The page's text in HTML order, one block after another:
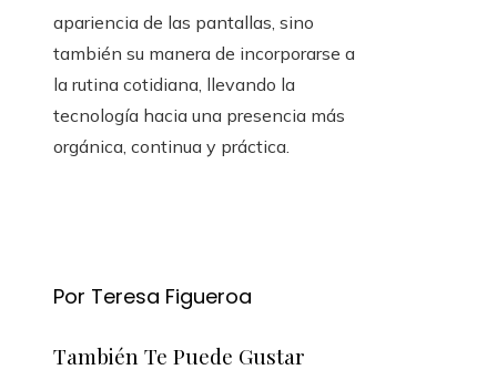
apariencia de las pantallas, sino
también su manera de incorporarse a
la rutina cotidiana, llevando la
tecnología hacia una presencia más
orgánica, continua y práctica.
Por Teresa Figueroa
También Te Puede Gustar